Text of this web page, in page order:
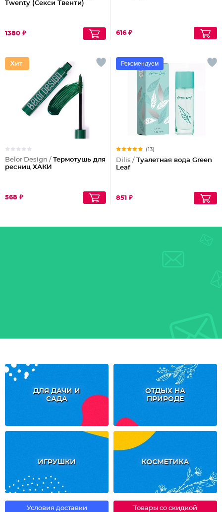
Twenty (Секси Твенти)
1380 ₽ 616 ₽
Belor Design / Термотушь для
ресниц ХАКИ
568 ₽
Рекомендуем
(13)
Dilis / Туалетная вода Green
Leaf
851 ₽
ДЛЯ ДАЧИ И
САДА
ОТДЫХ НА
ПРИРОДЕ
ИГРУШКИ КОСМЕТИКА
Условия доставки Товары со скидкой